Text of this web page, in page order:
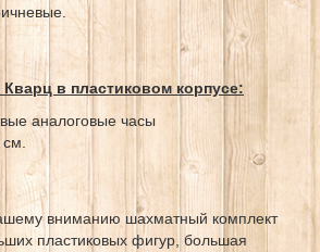
в пластиковом корпусе:
аналоговые часы
вниманию шахматный комплект
пластиковых фигур, большая